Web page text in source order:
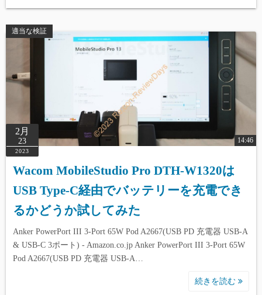
適当な検証
2月
23
2023
14:46
Wacom MobileStudio Pro DTH-W1320は
USB Type-C経由でバッテリーを充電でき
るかどうか試してみた
Anker PowerPort III 3-Port 65W Pod ‎A2667(USB PD 充電器 USB-A
& USB-C 3ポート) - Amazon.co.jp Anker PowerPort III 3-Port 65W
Pod ‎A2667(USB PD 充電器 USB-A…
続きを読む